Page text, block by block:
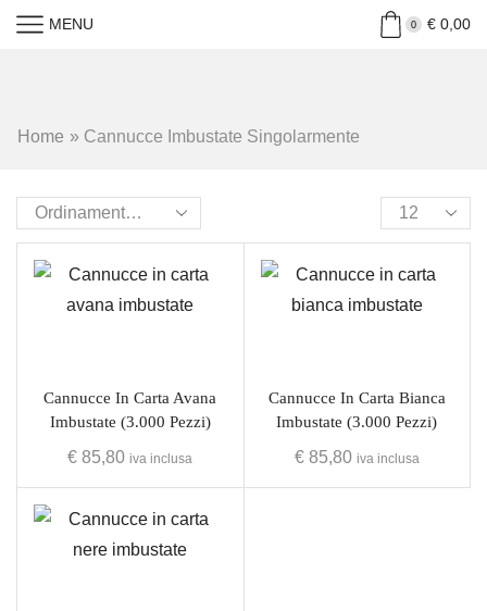
MENU 0 €0,00
Home » Cannucce Imbustate Singolarmente
Cannucce In Carta Avana
Imbustate (3.000 Pezzi)
€ 85,80 iva inclusa
Cannucce In Carta Bianca
Imbustate (3.000 Pezzi)
€85,80 iva inclusa